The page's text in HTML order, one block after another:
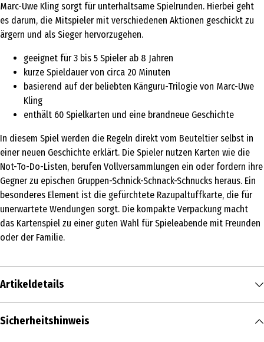
Marc-Uwe Kling sorgt für unterhaltsame Spielrunden. Hierbei geht
es darum, die Mitspieler mit verschiedenen Aktionen geschickt zu
ärgern und als Sieger hervorzugehen.
geeignet für 3 bis 5 Spieler ab 8 Jahren
kurze Spieldauer von circa 20 Minuten
basierend auf der beliebten Känguru-Trilogie von Marc-Uwe
Kling
enthält 60 Spielkarten und eine brandneue Geschichte
In diesem Spiel werden die Regeln direkt vom Beuteltier selbst in
einer neuen Geschichte erklärt. Die Spieler nutzen Karten wie die
Not-To-Do-Listen, berufen Vollversammlungen ein oder fordern ihre
Gegner zu epischen Gruppen-Schnick-Schnack-Schnucks heraus. Ein
besonderes Element ist die gefürchtete Razupaltuffkarte, die für
unerwartete Wendungen sorgt. Die kompakte Verpackung macht
das Kartenspiel zu einer guten Wahl für Spieleabende mit Freunden
oder der Familie.
Artikeldetails
Inhalt
Sicherheitshinweis